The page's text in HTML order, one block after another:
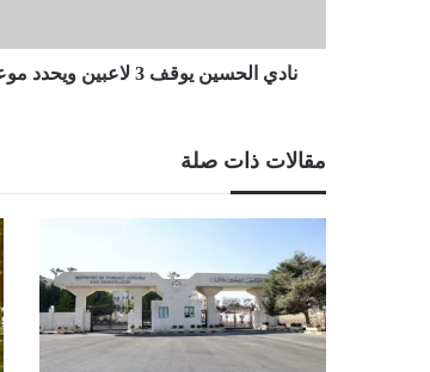
نادي الحسين يوقف 3 لاعبين ويحدد موعد الانتخابات
مقالات ذات صلة